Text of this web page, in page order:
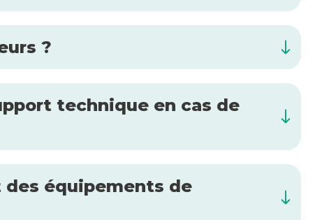
?
technique en cas de
équipements de